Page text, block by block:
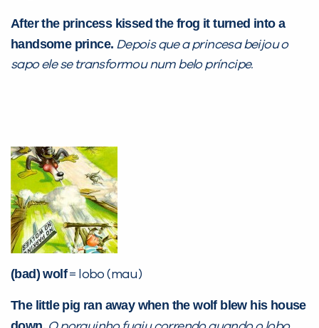
After the princess kissed the frog it turned into a
handsome prince. Depois que a princesa beijou o
sapo ele se transformou num belo príncipe.
(bad) wolf= lobo (mau)
The little pig ran away when the wolf blew his house